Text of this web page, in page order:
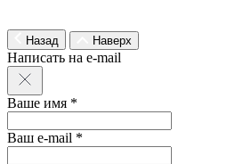
Назад Наверх
Написать на e-mail
Ваше имя *
Ваш e-mail *